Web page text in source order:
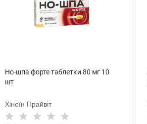
Но-шпа форте таблетки 80 мг 10
шт
Хіноїн Прайвіт